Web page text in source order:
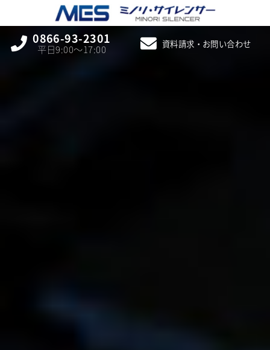
0866-93-2301
平日9:00〜17:00 資料請求・お問い合わせ